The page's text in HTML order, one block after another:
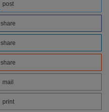
post
share
share
share
mail
print